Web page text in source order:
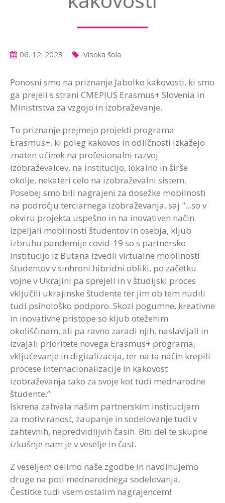
06. 12. 2023 Visoka šola
Ponosni smo na priznanje Jabolko kakovosti, ki smo
ga prejeli s strani CMEPIUS Erasmus+ Slovenia in
Ministrstva za vzgojo in izobraževanje.
To priznanje prejmejo projekti programa
Erasmus+, ki poleg kakovos in odličnosti izkažejo
znaten učinek na profesionalni razvoj
izobraževalcev, na institucijo, lokalno in širše
okolje, nekateri celo na izobraževalni sistem.
Posebej smo bili nagrajeni za dosežke mobilnosti
na področju terciarnega izobraževanja, saj "...so v
okviru projekta uspešno in na inovativen način
izpeljali mobilnosti študentov in osebja, kljub
izbruhu pandemije covid-19 so s partnersko
institucijo iz Butana izvedli virtualne mobilnosti
študentov v sinhroni hibridni obliki, po začetku
vojne v Ukrajini pa sprejeli in v študijski proces
vključili ukrajinske študente ter jim ob tem nudili
tudi psihološko podporo. Skozi pogumne, kreativne
in inovativne pristope so kljub oteženim
okoliščinam, ali pa ravno zaradi njih, naslavljali in
izvajali prioritete novega Erasmus+ programa,
vključevanje in digitalizacija, ter na ta način krepili
procese internacionalizacije in kakovost
izobraževanja tako za svoje kot tudi mednarodne
študente.”
Iskrena zahvala našim partnerskim institucijam
za motiviranost, zaupanje in sodelovanje tudi v
zahtevnih, nepredvidlijvih časih. Biti del te skupne
izkušnje nam je v veselje in čast.
Z veseljem delimo naše zgodbe in navdihujemo
druge na poti mednarodnega sodelovanja.
Čestitke tudi vsem ostalim nagrajencem!